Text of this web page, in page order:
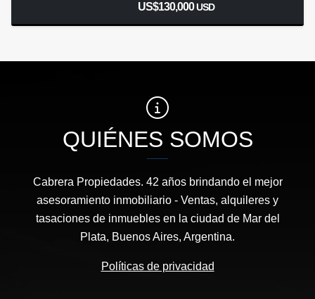
US$130,000USD
QUIÉNES SOMOS
Cabrera Propiedades. 42 años brindando el mejor
asesoramiento inmobiliario - Ventas, alquileres y
tasaciones de inmuebles en la ciudad de Mar del
Plata, Buenos Aires, Argentina.
Políticas de privacidad